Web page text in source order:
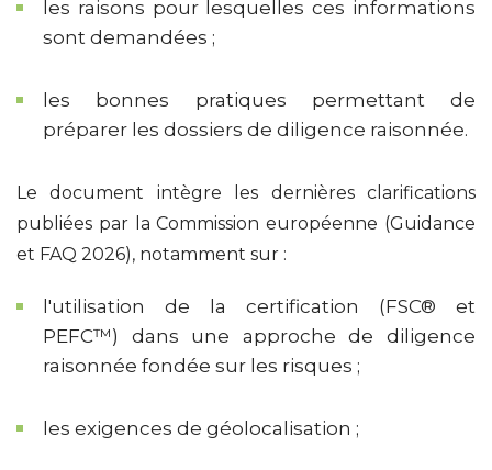
les raisons pour lesquelles ces informations
sont demandées ;
les bonnes pratiques permettant de
préparer les dossiers de diligence raisonnée.
Le document intègre les dernières clarifications
publiées par la Commission européenne (Guidance
et FAQ 2026), notamment sur :
l'utilisation de la certification (FSC® et
PEFC™) dans une approche de diligence
raisonnée fondée sur les risques ;
les exigences de géolocalisation ;